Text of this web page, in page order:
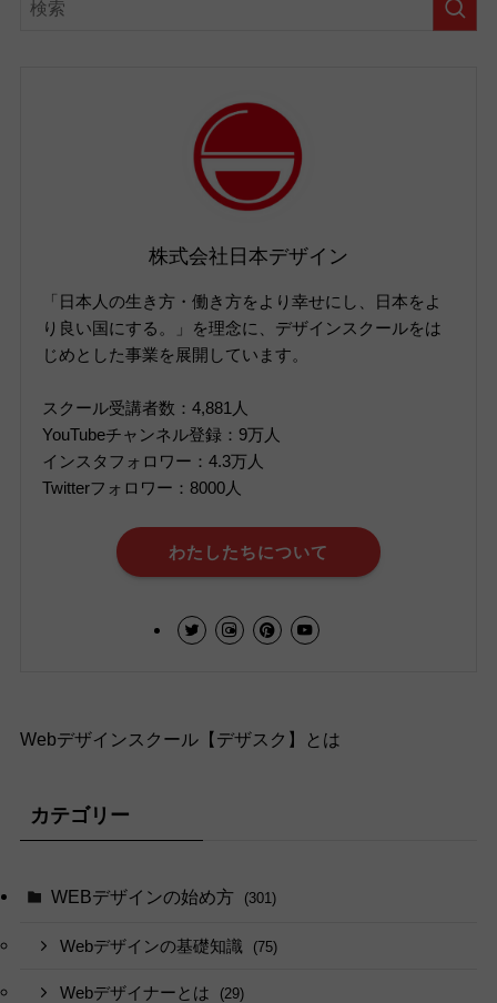
株式会社日本デザイン
「日本人の生き方・働き方をより幸せにし、日本をよ
り良い国にする。」を理念に、デザインスクールをは
じめとした事業を展開しています。
スクール受講者数：4,881人
YouTubeチャンネル登録：9万人
インスタフォロワー：4.3万人
Twitterフォロワー：8000人
わたしたちについて
Webデザインスクール【デザスク】とは
カテゴリー
WEBデザインの始め方 (301)
Webデザインの基礎知識 (75)
Webデザイナーとは (29)